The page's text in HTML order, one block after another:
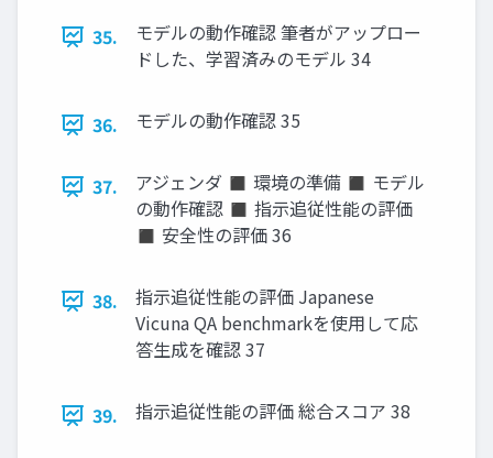
35.
モデルの動作確認 筆者がアップロー
ドした、学習済みのモデル 34
36. モデルの動作確認 35
37.
アジェンダ ◼ 環境の準備 ◼ モデル
の動作確認 ◼ 指示追従性能の評価
◼ 安全性の評価 36
38.
指示追従性能の評価 Japanese
Vicuna QA benchmarkを使用して応
答生成を確認 37
39. 指示追従性能の評価 総合スコア 38